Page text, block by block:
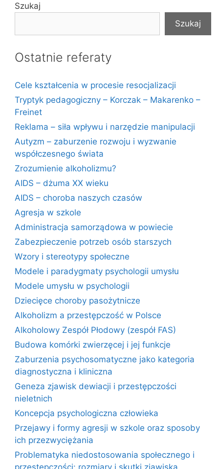
Szukaj
Szukaj
Ostatnie referaty
Cele kształcenia w procesie resocjalizacji
Tryptyk pedagogiczny – Korczak – Makarenko –
Freinet
Reklama – siła wpływu i narzędzie manipulacji
Autyzm – zaburzenie rozwoju i wyzwanie
współczesnego świata
Zrozumienie alkoholizmu?
AIDS – dżuma XX wieku
AIDS – choroba naszych czasów
Agresja w szkole
Administracja samorządowa w powiecie
Zabezpieczenie potrzeb osób starszych
Wzory i stereotypy społeczne
Modele i paradygmaty psychologii umysłu
Modele umysłu w psychologii
Dziecięce choroby pasożytnicze
Alkoholizm a przestępczość w Polsce
Alkoholowy Zespół Płodowy (zespół FAS)
Budowa komórki zwierzęcej i jej funkcje
Zaburzenia psychosomatyczne jako kategoria
diagnostyczna i kliniczna
Geneza zjawisk dewiacji i przestępczości
nieletnich
Koncepcja psychologiczna człowieka
Przejawy i formy agresji w szkole oraz sposoby
ich przezwyciężania
Problematyka niedostosowania społecznego i
przestępczości: rozmiary i skutki zjawiska